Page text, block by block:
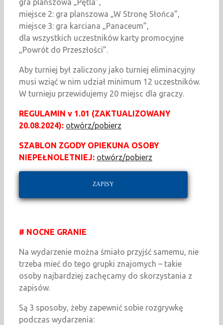
gra planszowa „Pętla”,
miejsce 2: gra planszowa „W Stronę Słońca”,
miejsce 3: gra karciana „Panaceum”,
dla wszystkich uczestników karty promocyjne
„Powrót do Przeszłości”.
Aby turniej był zaliczony jako turniej eliminacyjny
musi wziąć w nim udział minimum 12 uczestników.
W turnieju przewidujemy 20 miejsc dla graczy.
REGULAMIN v 1.01 (ZAKTUALIZOWANY
20.08.2024): otwórz/pobierz
SZABLON ZGODY OPIEKUNA OSOBY
NIEPEŁNOLETNIEJ: otwórz/pobierz
ZAPISY
# NOCNE GRANIE
Na wydarzenie można śmiało przyjść samemu, nie
trzeba mieć do tego grupki znajomych – takie
osoby najbardziej zachęcamy do skorzystania z
zapisów.
Są 3 sposoby, żeby zapewnić sobie rozgrywkę
podczas wydarzenia: